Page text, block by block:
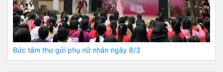
Bức tâm thư gửi phụ nữ nhân ngày 8/3